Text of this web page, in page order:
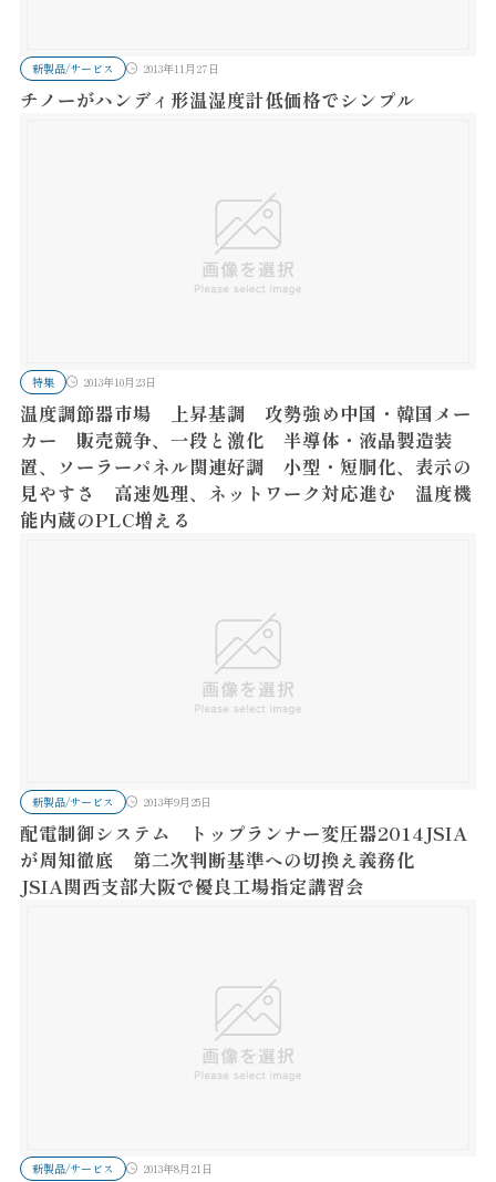
新製品/サービス 2013年11月27日
チノーがハンディ形温湿度計低価格でシンプル
特集 2013年10月23日
温度調節器市場 上昇基調 攻勢強め中国・韓国メー
カー 販売競争、一段と激化 半導体・液晶製造装
置、ソーラーパネル関連好調 小型・短胴化、表示の
見やすさ 高速処理、ネットワーク対応進む 温度機
能内蔵のPLC増える
新製品/サービス 2013年9月25日
配電制御システム トップランナー変圧器2014JSIA
が周知徹底 第二次判断基準への切換え義務化
JSIA関西支部大阪で優良工場指定講習会
新製品/サービス 2013年8月21日